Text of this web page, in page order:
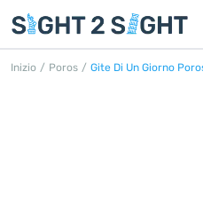
Inizio / Poros / Gite Di Un Giorno